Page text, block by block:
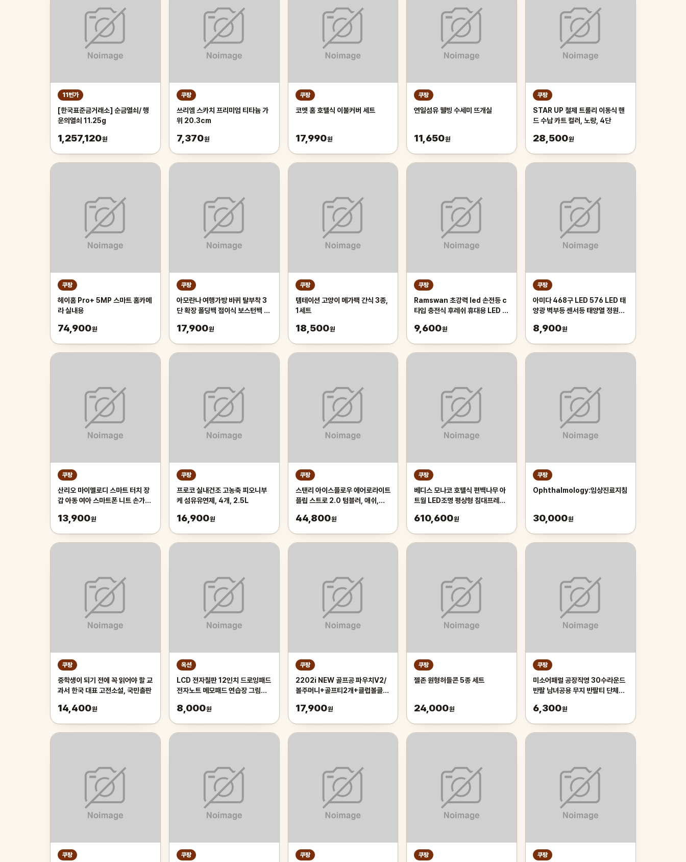
11번가
[한국표준금거래소] 순금열쇠/ 행
운의열쇠 11.25g
1,257,120원
쿠팡
쓰리엠 스카치 프리미엄 티타늄 가
위 20.3cm
7,370원
쿠팡
코멧 홈 호텔식 이불커버 세트
17,990원
쿠팡
연일섬유 웰빙 수세미 뜨개실
11,650원
쿠팡
STAR UP 철제 트롤리 이동식 핸
드 수납 카트 컬러, 노랑, 4단
28,500원
쿠팡
헤이홈 Pro+ 5MP 스마트 홈카메
라 실내용
74,900원
쿠팡
아모란나 여행가방 바퀴 탈부착 3
단 확장 폴딩백 접이식 보스턴백 대
17,900원
쿠팡
템테이션 고양이 메가팩 간식 3종,
1세트
18,500원
쿠팡
Ramswan 초강력 led 손전등 c
타입 충전식 후레쉬 휴대용 LED 줌
9,600원
쿠팡
아미다 468구 LED 576 LED 태
양광 벽부등 센서등 태양열 정원등
8,900원
쿠팡
산리오 마이멜로디 스마트 터치 장
갑 아동 여아 스마트폰 니트 손가락
13,900원
쿠팡
프로코 실내건조 고농축 피오니부
케 섬유유연제, 4개, 2.5L
16,900원
쿠팡
스탠리 아이스플로우 에어로라이트
플립 스트로 2.0 텀블러, 애쉬,
44,800원
쿠팡
베디스 모나코 호텔식 편백나무 아
트월 LED조명 평상형 침대프레임
널1), 연그레이
610,600원
쿠팡
Ophthalmology:임상진료지침
30,000원
쿠팡
중학생이 되기 전에 꼭 읽어야 할 교
과서 한국 대표 고전소설, 국민출판
14,400원
옥션
LCD 전자칠판 12인치 드로잉패드
전자노트 메모패드 연습장 그림패
8,000원
쿠팡
2202i NEW 골프공 파우치V2/
볼주머니+골프티2개+클럽볼클리
17,900원
쿠팡
젤존 원형허들콘 5종 세트
24,000원
쿠팡
미소어패럴 공장직영 30수라운드
반팔 남녀공용 무지 반팔티 단체티
6,300원
쿠팡 쿠팡 쿠팡 쿠팡 쿠팡